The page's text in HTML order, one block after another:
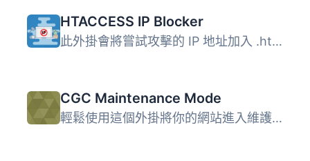
HTACCESS IP Blocker
此外掛會將嘗試攻擊的 IP 地址加入 .htaccess 拒絕清單中
CGC Maintenance Mode
輕鬆使用這個外掛將你的網站進入維護模式，以便你進行更新。...